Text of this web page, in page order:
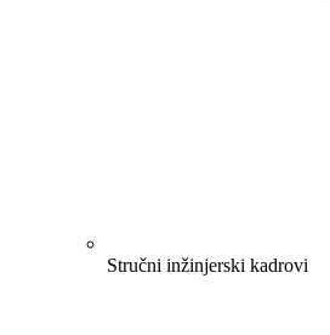
Stručni inžinjerski kadrovi